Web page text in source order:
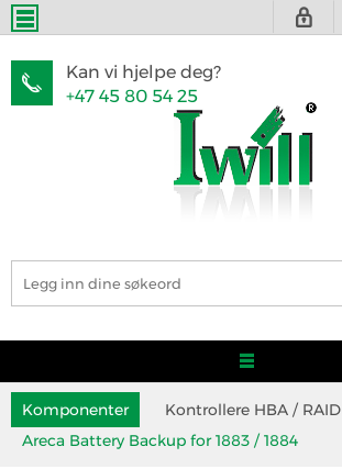
Kan vi hjelpe deg?
+47 45 80 54 25
Komponenter Kontrollere HBA / RAID
Areca Battery Backup for 1883 / 1884